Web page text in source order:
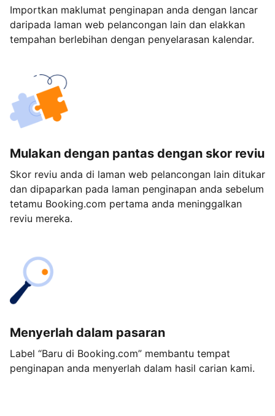
Importkan maklumat penginapan anda dengan lancar
daripada laman web pelancongan lain dan elakkan
tempahan berlebihan dengan penyelarasan kalendar.
Mulakan dengan pantas dengan skor reviu
Skor reviu anda di laman web pelancongan lain ditukar
dan dipaparkan pada laman penginapan anda sebelum
tetamu Booking.com pertama anda meninggalkan
reviu mereka.
Menyerlah dalam pasaran
Label “Baru di Booking.com” membantu tempat
penginapan anda menyerlah dalam hasil carian kami.